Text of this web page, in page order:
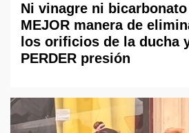
Ni vinagre ni
MEJOR manera de
los orificios de la ducha
PERDER presión